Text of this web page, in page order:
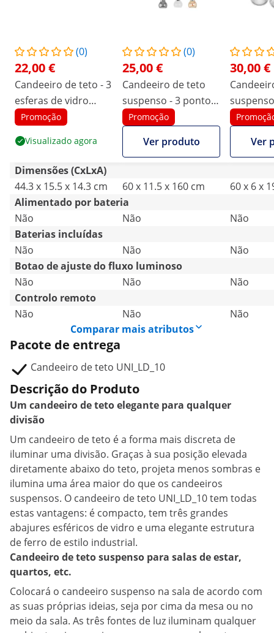
(0)
22,00 €
Candeeiro de teto - 3
esferas de vidro
numa estrutura de
Promoção
Visualizado agora
(0)
25,00 €
Candeeiro de teto
suspenso - 3 pontos
- sinos em vidro
colorido
Promoção
Ver produto
30,00 €
- vidro
Ver
Dimensões (CxLxA)
44.3 x 15.5 x 14.3 cm
60 x 11.5 x 160 cm
60 x 6 x
Alimentado por bateria
Não
Não
Não
Baterias incluídas
Não
Não
Não
Botao de ajuste do fluxo luminoso
Não
Não
Não
Controlo remoto
Não
Não
Não
Comparar mais atributos
Pacote de entrega
Candeeiro de teto UNI_LD_10
Descrição do Produto
Um candeeiro de teto elegante para qualquer
divisão
Um candeeiro de teto é a forma mais discreta de
iluminar uma divisão. Graças à sua posição elevada
diretamente abaixo do teto, projeta menos sombras e
ilumina uma área maior do que os candeeiros
suspensos. O candeeiro de teto UNI_LD_10 tem todas
estas vantagens: é compacto, tem três grandes
abajures esféricos de vidro e uma elegante estrutura
de ferro de estilo industrial.
Candeeiro de teto suspenso para salas de estar,
quartos, etc.
Colocará o candeeiro suspenso na sala de acordo com
as suas próprias ideias, seja por cima da mesa ou no
meio da sala. As três fontes de luz iluminam qualquer